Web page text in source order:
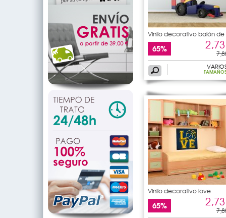
Vinilo decorativo balón de
65%
Vinilo decorativo love
65%